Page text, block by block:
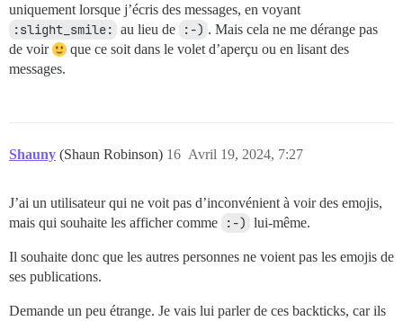
uniquement lorsque j’écris des messages, en voyant
:slight_smile: au lieu de :-) . Mais cela ne me dérange pas
de voir
que ce soit dans le volet d’aperçu ou en lisant des
messages.
Shauny (Shaun Robinson) Avril 19, 2024, 7:27
16
J’ai un utilisateur qui ne voit pas d’inconvénient à voir des emojis,
mais qui souhaite les afficher comme
:-) lui-même.
Il souhaite donc que les autres personnes ne voient pas les emojis de
ses publications.
Demande un peu étrange. Je vais lui parler de ces backticks, car ils